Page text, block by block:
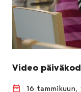
Video
16 tammikuun,